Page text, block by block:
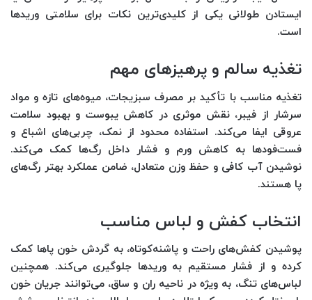
ایستادن طولانی یکی از کلیدی‌ترین نکات برای سلامتی وریدها
است.
تغذیه سالم و پرهیزهای مهم
تغذیه مناسب با تأکید بر مصرف سبزیجات، میوه‌های تازه و مواد
سرشار از فیبر، نقش موثری در کاهش یبوست و بهبود سلامت
عروقی ایفا می‌کند. استفاده محدود از نمک، چربی‌های اشباع و
فست‌فودها به کاهش ورم و فشار داخل رگ‌ها کمک می‌کند.
نوشیدن آب کافی و حفظ وزن متعادل، ضامن عملکرد بهتر رگ‌های
پا هستند.
انتخاب کفش و لباس مناسب
پوشیدن کفش‌های راحت و پاشنه‌کوتاه، به گردش خون پاها کمک
کرده و از فشار مستقیم به وریدها جلوگیری می‌کند. همچنین
لباس‌های تنگ، به ویژه در ناحیه ران و ساق، می‌توانند جریان خون